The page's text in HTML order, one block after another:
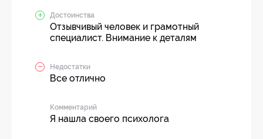
Достоинства
Отзывчивый человек и грамотный
специалист. Внимание к деталям
Недостатки
Все отлично
Комментарий
Я нашла своего психолога